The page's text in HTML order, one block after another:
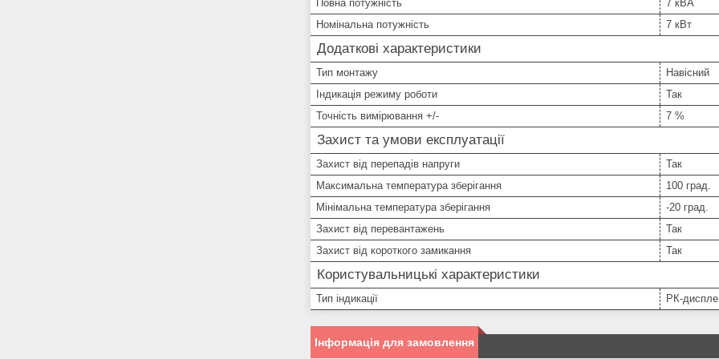
Повна потужність
7 кВА
Номінальна потужність
7 кВт
Додаткові характеристики
Тип монтажу
Навісний
Індикація режиму роботи
Так
Точність вимірювання +/-
7 %
Захист та умови експлуатації
Захист від перепадів напруги
Так
Максимальна температура зберігання
100 град.
Мінімальна температура зберігання
-20 град.
Захист від перевантажень
Так
Захист від короткого замикання
Так
Користувальницькі характеристики
Тип індикації РК-
Інформація для замовлення